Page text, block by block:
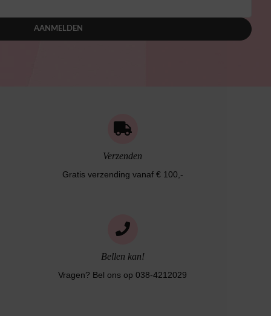
AANMELDEN
Verzenden
Gratis verzending vanaf € 100,-
Bellen kan!
Vragen? Bel ons op 038-4212029